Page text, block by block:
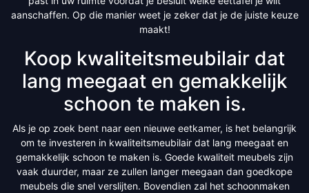
aanschaffen. Op die manier weet je zeker dat je de juiste keuze
maakt!
Koop kwaliteitsmeubilair dat
lang meegaat en gemakkelijk
schoon te maken is.
Als je op zoek bent naar een nieuwe eetkamer, is het belangrijk
om te investeren in kwaliteitsmeubilair dat lang meegaat en
gemakkelijk schoon te maken is. Goede kwaliteit meubels zijn
vaak duurder, maar ze zullen langer meegaan dan goedkope
meubels die snel verslijten. Bovendien zal het schoonmaken